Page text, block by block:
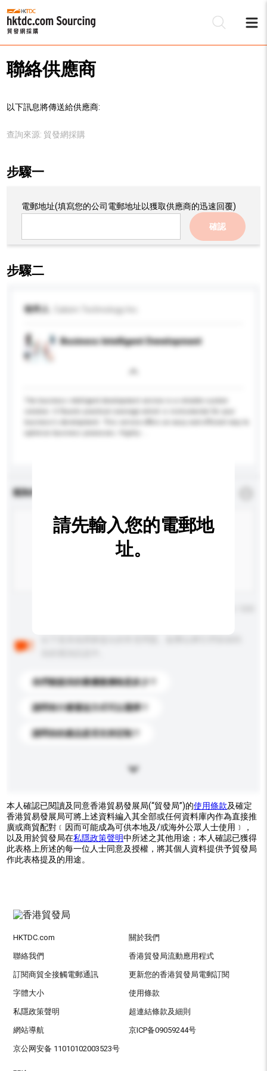
聯絡供應商
以下訊息將傳送給供應商:
查詢來源: 貿發網採購
步驟一
電郵地址(填寫您的公司電郵地址以獲取供應商的迅速回覆)
確認
步驟二
收件人
Business Intelligent Development
The business intelligent development service is a reliable custom
solution. It flaunts practical coverage which is instrumental for your
查詢內容
你們能提供的最優惠價格是多少？
請問有什麼運送方式可以選擇？
請問你的產品是否支持定制？
請先輸入您的電郵地
址。
本人確認已閱讀及同意香港貿易發展局(“貿發局”)的使用條款及確定
香港貿易發展局可將上述資料編入其全部或任何資料庫內作為直接推
廣或商貿配對﹝因而可能成為可供本地及/或海外公眾人士使用﹞，
以及用於貿發局在私隱政策聲明中所述之其他用途；本人確認已獲得
此表格上所述的每一位人士同意及授權，將其個人資料提供予貿發局
作此表格提及的用途。
HKTDC.com 關於我們
聯絡我們 香港貿發局流動應用程式
訂閱商貿全接觸電郵通訊 更新您的香港貿發局電郵訂閱
字體大小 使用條款
私隱政策聲明 超連結條款及細則
網站導航 京ICP备09059244号
京公网安备 11010102003523号